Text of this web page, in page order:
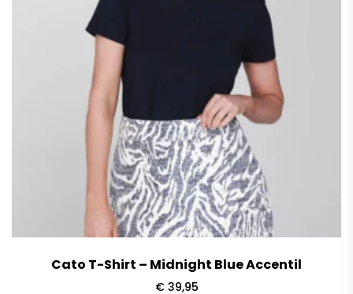
Cato T-Shirt – Midnight Blue Accentil
€39,95